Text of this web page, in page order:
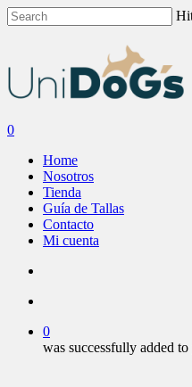
Skip
to
search
account
0
Home
Nosotros
Tienda
Guía de Tallas
Contacto
Mi cuenta
0
was successfully added